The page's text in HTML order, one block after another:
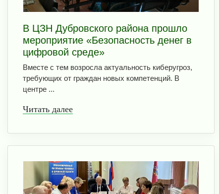
В ЦЗН Дубровского района прошло
мероприятие «Безопасность денег в
цифровой среде»
Вместе с тем возросла актуальность киберугроз,
требующих от граждан новых компетенций. В
центре ...
Читать далее